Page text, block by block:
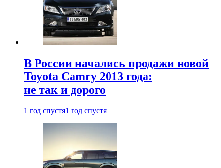
В России начались продажи новой
Toyota Camry 2013 года:
не так и дорого
1 год спустя1 год спустя